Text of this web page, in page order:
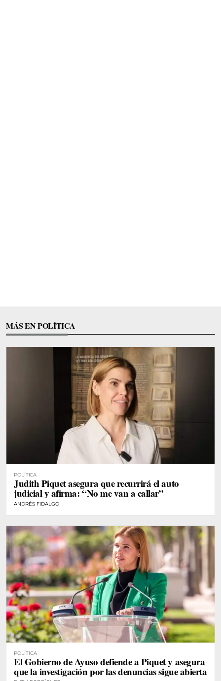
MÁS EN POLÍTICA
POLÍTICA
Judith Piquet asegura que recurrirá el auto
judicial y afirma: “No me van a callar”
ANDRÉS FIDALGO
POLÍTICA
El Gobierno de Ayuso defiende a Piquet y asegura
que la investigación por las denuncias sigue abierta